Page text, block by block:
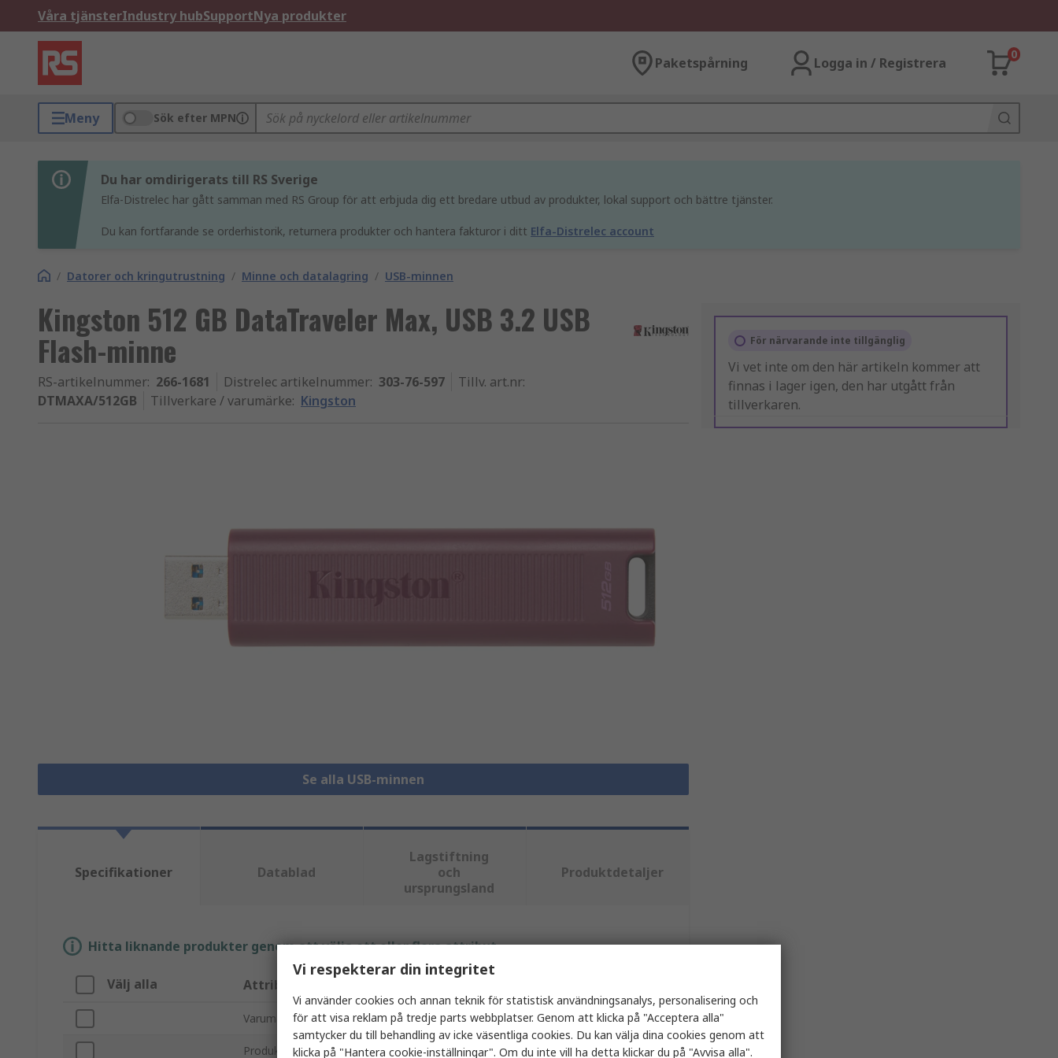
Våra tjänsterIndustry hubSupportNya produkter
Paketspårning Logga in / Registrera
0
Meny Sök efter MPN
Du har omdirigerats till RS Sverige
Elfa-Distrelec har gått samman med RS Group för att erbjuda dig ett bredare utbud av produkter, lokal support och bättre tjänster.
Du kan fortfarande se orderhistorik, returnera produkter och hantera fakturor i ditt Elfa-Distrelec account
/ Datorer och kringutrustning / Minne och datalagring / USB-minnen
Kingston 512 GB DataTraveler Max, USB 3.2 USB
Flash-minne
RS-artikelnummer: 266-1681 Distrelec artikelnummer: 303-76-597 Tillv. art.nr:
DTMAXA/512GB
Tillverkare / varumärke: Kingston
Se alla USB-minnen
För närvarande inte tillgänglig
Vi vet inte om den här artikeln kommer att
finnas i lager igen, den har utgått från
tillverkaren.
Specifikationer Datablad
Lagstiftning
och
ursprungsland
Produktdetaljer
Hitta liknande produkter genom att välja ett eller flera attribut.
Välj alla Attribut
Varumärke Kingston
Produkttyp USB Flash-minne
Vi respekterar din integritet
Vi använder cookies och annan teknik för statistisk användningsanalys, personalisering och
för att visa reklam på tredje parts webbplatser. Genom att klicka på "Acceptera alla"
samtycker du till behandling av icke väsentliga cookies. Du kan välja dina cookies genom att
klicka på "Hantera cookie-inställningar". Om du inte vill ha detta klickar du på "Avvisa alla".